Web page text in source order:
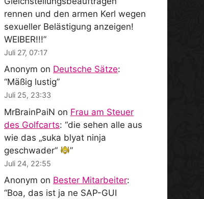
rennen und den armen Kerl wegen
sexueller Belästigung anzeigen!
WEIBER!!!”
Juli 27, 07:17
Anonym on Deutsche Sätze:
“Mäßig lustig”
Juli 25, 23:33
MrBrainPaiN on Frau am Steuer
des Golfcarts: “die sehen alle aus
wie das „suka blyat ninja
geschwader“
”
Juli 24, 22:55
Anonym on Bester Mitarbeiter:
“Boa, das ist ja ne SAP-GUI